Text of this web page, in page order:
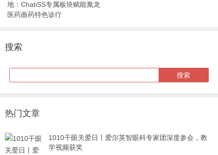
地：ChatiSS专属板块赋能胤龙
医药曲药特色诊疗
搜索
热门文章
1010干眼关爱日丨爱尔英智眼科专家团深度参会，教
学视频获奖